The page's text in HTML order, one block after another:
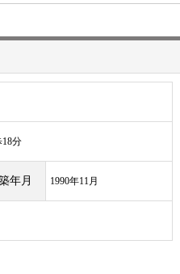
分
年月 1990年11月